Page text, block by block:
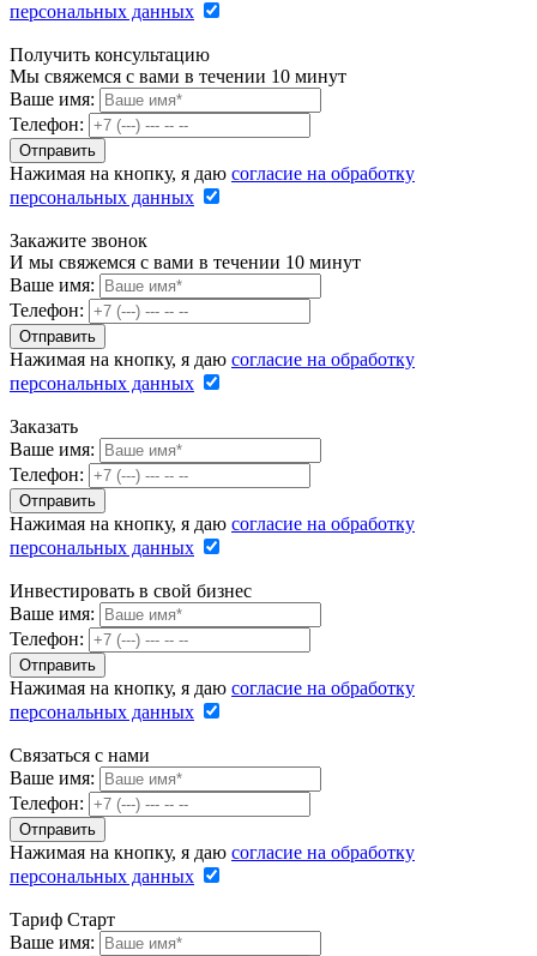
персональных данных
Получить консультацию
Мы свяжемся с вами в течении 10 минут
Ваше имя:
Телефон:
Нажимая на кнопку, я даю согласие на обработку
персональных данных
Закажите звонок
И мы свяжемся с вами в течении 10 минут
Ваше имя:
Телефон:
Нажимая на кнопку, я даю согласие на обработку
персональных данных
Заказать
Ваше имя:
Телефон:
Нажимая на кнопку, я даю согласие на обработку
персональных данных
Инвестировать в свой бизнес
Ваше имя:
Телефон:
Нажимая на кнопку, я даю согласие на обработку
персональных данных
Связаться с нами
Ваше имя:
Телефон:
Нажимая на кнопку, я даю согласие на обработку
персональных данных
Тариф Старт
Ваше имя: